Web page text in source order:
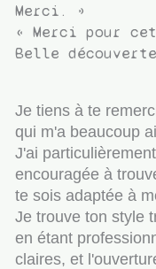
Merci. »
« Merci pour
Belle
Je tiens à te
qui m'a beaucoup
J'ai
encouragée à
te sois adaptée à
Je trouve ton style
en étant
claires, et